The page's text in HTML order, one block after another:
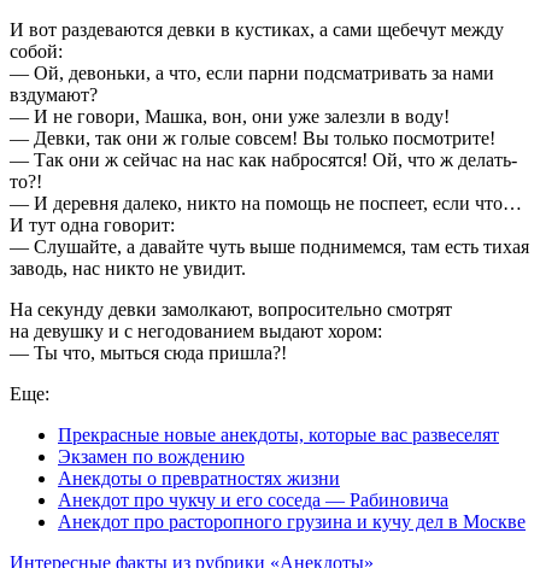
И вот раздеваются девки в кустиках, а сами щебечут между
собой:
— Ой, девоньки, а что, если парни подсматривать за нами
вздумают?
— И не говори, Машка, вон, они уже залезли в воду!
— Девки, так они ж голые совсем! Вы только посмотрите!
— Так они ж сейчас на нас как набросятся! Ой, что ж делать-
то?!
— И деревня далеко, никто на помощь не поспеет, если что…
И тут одна говорит:
— Слушайте, а давайте чуть выше поднимемся, там есть тихая
заводь, нас никто не увидит.
На секунду девки замолкают, вопросительно смотрят
на девушку и с негодованием выдают хором:
— Ты что, мыться сюда пришла?!
Еще:
Прекрасные новые анекдоты, которые вас развеселят
Экзамен по вождению
Анекдоты о превратностях жизни
Анекдот про чукчу и его соседа — Рабиновича
Анекдот про расторопного грузина и кучу дел в Москве
Интересные факты из рубрики «Анекдоты»